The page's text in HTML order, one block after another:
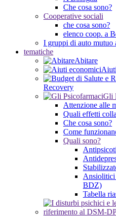
Che cosa sono?
Cooperative sociali
che cosa sono?
elenco coop. a
I gruppi di auto mutuo
tematiche
Abitare
Recovery
Gli
Attenzione alle
Quali effetti
Che cosa sono?
Come
Quali sono?
Ansiolitici
BDZ)
Tabella